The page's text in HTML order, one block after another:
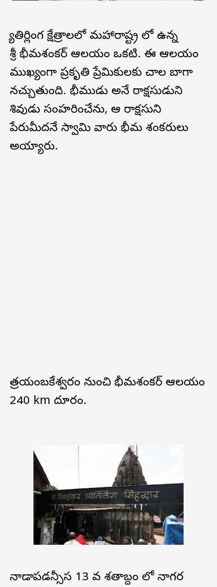
జ్యోతిర్లింగ క్షేత్రాలలో మహారాష్ట్ర లో ఉన్న
శ్రీ భీమశంకర్ ఆలయం ఒకటి. ఈ ఆలయం
ముఖ్యంగా ప్రకృతి ప్రేమికులకు చాల బాగా
నచ్చుతుంది. భీముడు అనే రాక్షసుడుని
శివుడు సంహరించేను, ఆ రాక్షసుని
పేరుమీదనే స్వామి వారు భీమ శంకరులు
అయ్యారు.
త్రయంబకేశ్వరం నుంచి భీమశంకర్ ఆలయం
240 km దూరం.
నాడాపడన్సీస 13 వ శతాబ్దం లో నాగర